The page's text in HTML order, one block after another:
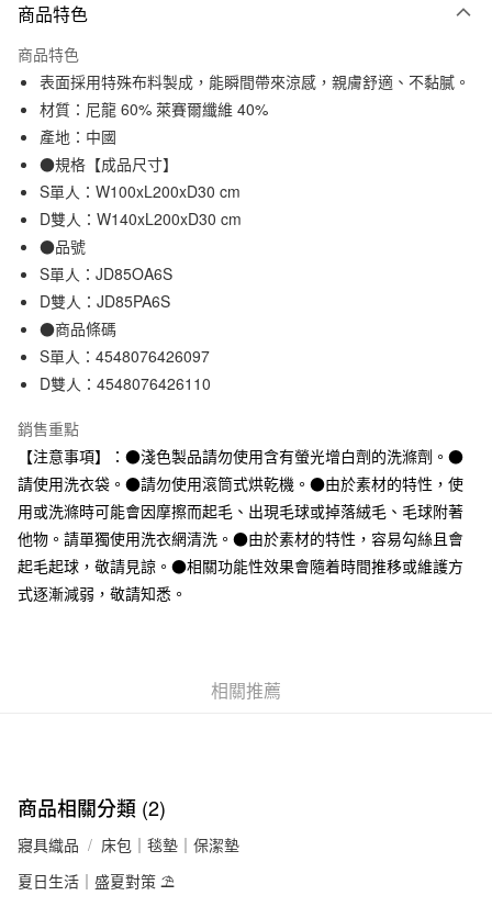
信用卡一次付款
信用卡分期付款
3 期 0 利率 每期NT$258
合作金庫商業銀行
華南商業銀行
上海商業儲蓄銀行
臺灣中小企業銀行
匯豐（台灣）商業銀行
聯邦商業銀行
元大商業銀行
玉山商業銀行
台灣樂天信用卡公司
超商取貨付款
LINE Pay
Apple Pay
街口支付
悠遊付
運送方式
全家取貨付款
每筆NT$65，滿NT$1,000(含以上)免運費
付款後全家取貨
每筆NT$65，滿NT$1,000(含以上)免運費
7-11取貨付款
每筆NT$65，滿NT$1,000(含以上)免運費
付款後7-11取貨
商品特色
商品特色
表面採用特殊布料製成，能瞬間帶來涼感，親膚舒適、不黏膩。
材質：尼龍 60% 萊賽爾纖維 40%
產地：中國
●規格【成品尺寸】
S單人：W100xL200xD30 cm
D雙人：W140xL200xD30 cm
●品號
S單人：JD85OA6S
D雙人：JD85PA6S
●商品條碼
S單人：4548076426097
D雙人：4548076426110
銷售重點
【注意事項】：●淺色製品請勿使用含有螢光增白劑的洗滌劑。●
請使用洗衣袋。●請勿使用滾筒式烘乾機。●由於素材的特性，使
用或洗滌時可能會因摩擦而起毛、出現毛球或掉落絨毛、毛球附著
他物。請單獨使用洗衣網清洗。●由於素材的特性，容易勾絲且會
起毛起球，敬請見諒。●相關功能性效果會隨着時間推移或維護方
式逐漸減弱，敬請知悉。
相關推薦
商品相關分類 (2)
寢具織品
床包｜毯墊｜保潔墊
夏日生活｜盛夏對策 ⛱️